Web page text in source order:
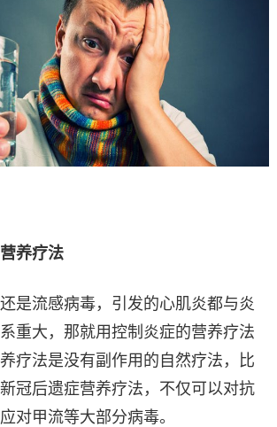
养疗法
是流感病毒，引发的心肌炎都与炎
重大，那就用控制炎症的营养疗法
疗法是没有副作用的自然疗法，比
冠后遗症营养疗法，不仅可以对抗
对甲流等大部分病毒。